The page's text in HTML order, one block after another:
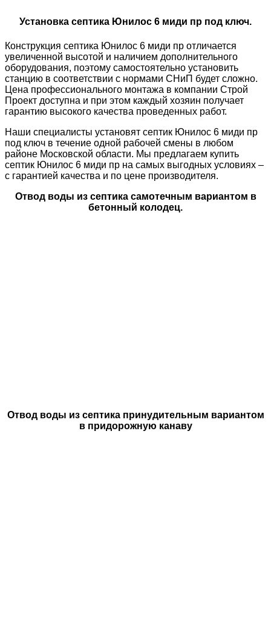
Установка септика Юнилос 6 миди пр под ключ.
Конструкция септика Юнилос 6 миди пр отличается
увеличенной высотой и наличием дополнительного
оборудования, поэтому самостоятельно установить
станцию в соответствии с нормами СНиП будет сложно.
Цена профессионального монтажа в компании Строй
Проект доступна и при этом каждый хозяин получает
гарантию высокого качества проведенных работ.
Наши специалисты установят септик Юнилос 6 миди пр
под ключ в течение одной рабочей смены в любом
районе Московской области. Мы предлагаем купить
септик Юнилос 6 миди пр на самых выгодных условиях –
с гарантией качества и по цене производителя.
Отвод воды из септика самотечным вариантом в
бетонный колодец.
Отвод воды из септика принудительным вариантом
в придорожную канаву